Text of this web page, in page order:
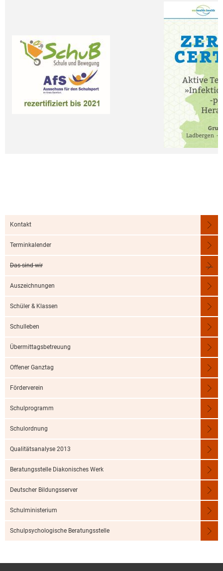
Kontakt
Terminkalender
Das sind wir
Auszeichnungen
Schüler & Klassen
Schulleben
Übermittagsbetreuung
Offener Ganztag
Förderverein
Schulprogramm
Schulordnung
Qualitätsanalyse 2013
Beratungsstelle Diakonisches Werk
Deutscher Bildungsserver
Schulministerium
Schulpsychologische Beratungsstelle